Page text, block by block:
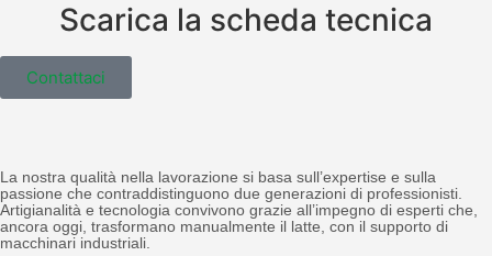
Scarica la scheda tecnica
Contattaci
La nostra qualità nella lavorazione si basa sull’expertise e sulla
passione che contraddistinguono due generazioni di professionisti.
Artigianalità e tecnologia convivono grazie all’impegno di esperti che,
ancora oggi, trasformano manualmente il latte, con il supporto di
macchinari industriali.